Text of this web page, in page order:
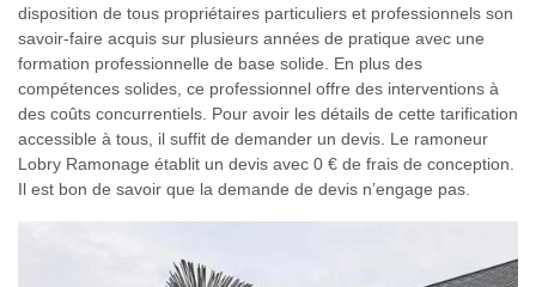
disposition de tous propriétaires particuliers et professionnels son
savoir-faire acquis sur plusieurs années de pratique avec une
formation professionnelle de base solide. En plus des
compétences solides, ce professionnel offre des interventions à
des coûts concurrentiels. Pour avoir les détails de cette tarification
accessible à tous, il suffit de demander un devis. Le ramoneur
Lobry Ramonage établit un devis avec 0 € de frais de conception.
Il est bon de savoir que la demande de devis n’engage pas.